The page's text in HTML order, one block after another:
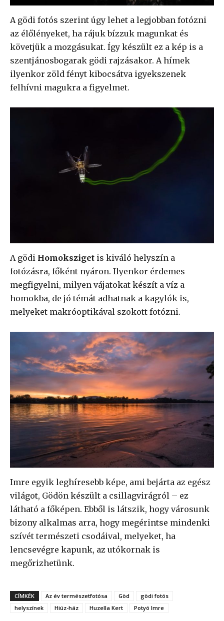
A gödi fotós szerint úgy lehet a legjobban fotózni
az élőlényeket, ha rájuk bízzuk magunkat és
követjük a mozgásukat. Így készült ez a kép is a
szentjánosbogarak gödi rajzásakor. A hímek
ilyenkor zöld fényt kibocsátva igyekszenek
felhívni magukra a figyelmet.
A gödi Homoksziget is kiváló helyszín a
fotózásra, főként nyáron. Ilyenkor érdemes
megfigyelni, milyen vájatokat készít a víz a
homokba, de jó témát adhatnak a kagylók is,
melyeket makróoptikával szokott fotózni.
Imre egyik leghíresebb képe, ami bejárta az egész
világot, Gödön készült a csillagvirágról – ez
látható a főképen. Ebből is látszik, hogy városunk
bizony alkalmas arra, hogy megérintse mindenki
szívét természeti csodáival, melyeket, ha
lencsevégre kapunk, az utókornak is
megőrizhetünk.
CÍMKÉK Az év természetfotósa Göd
gödi fotós
helyszínek
Hiúz-ház Huzella Kert Potyó Imre